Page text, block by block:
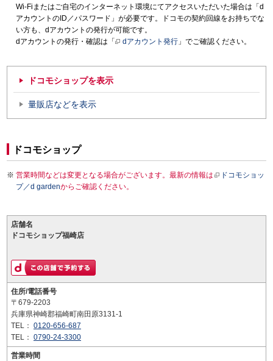
Wi-Fiまたはご自宅のインターネット環境にてアクセスいただいた場合は「d
アカウントのID／パスワード」が必要です。ドコモの契約回線をお持ちでな
い方も、dアカウントの発行が可能です。
dアカウントの発行・確認は「
dアカウント発行 」でご確認ください。
ドコモショップを表示
量販店などを表示
ドコモショップ
営業時間などは変更となる場合がございます。最新の情報は
ドコモショッ
プ／d gardenからご確認ください。
店舗名
ドコモショップ福崎店
住所/電話番号
〒679-2203
兵庫県神崎郡福崎町南田原3131-1
TEL： 0120-656-687
TEL： 0790-24-3300
営業時間